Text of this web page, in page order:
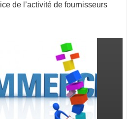
de l’activité de fournisseurs